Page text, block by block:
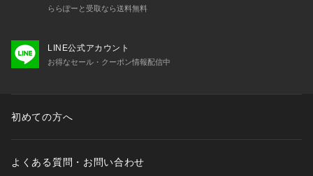
ららぽーと受取なら送料無料
LINE公式アカウント
お得なセール・クーポン情報配信中
初めての方へ
よくある質問・お問い合わせ